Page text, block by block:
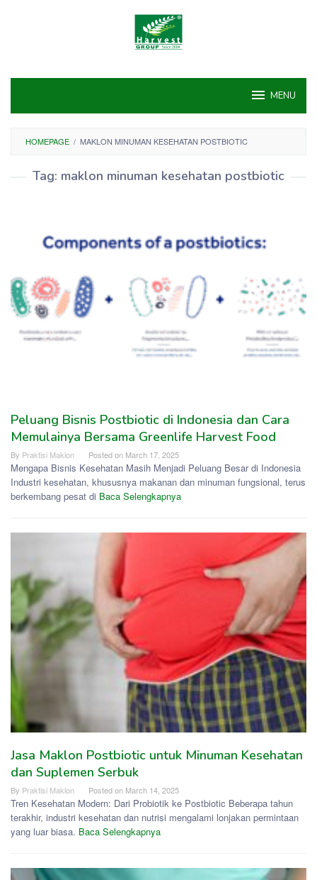
MENU
HOMEPAGE / MAKLON MINUMAN KESEHATAN POSTBIOTIC
Tag: maklon minuman kesehatan postbiotic
Peluang Bisnis Postbiotic di Indonesia dan Cara
Memulainya Bersama Greenlife Harvest Food
By Praktisi Maklon Posted on March 17, 2025
Mengapa Bisnis Kesehatan Masih Menjadi Peluang Besar di Indonesia
Industri kesehatan, khususnya makanan dan minuman fungsional, terus
berkembang pesat di Baca Selengkapnya
Jasa Maklon Postbiotic untuk Minuman Kesehatan
dan Suplemen Serbuk
By Praktisi Maklon Posted on March 14, 2025
Tren Kesehatan Modern: Dari Probiotik ke Postbiotic Beberapa tahun
terakhir, industri kesehatan dan nutrisi mengalami lonjakan permintaan
yang luar biasa. Baca Selengkapnya